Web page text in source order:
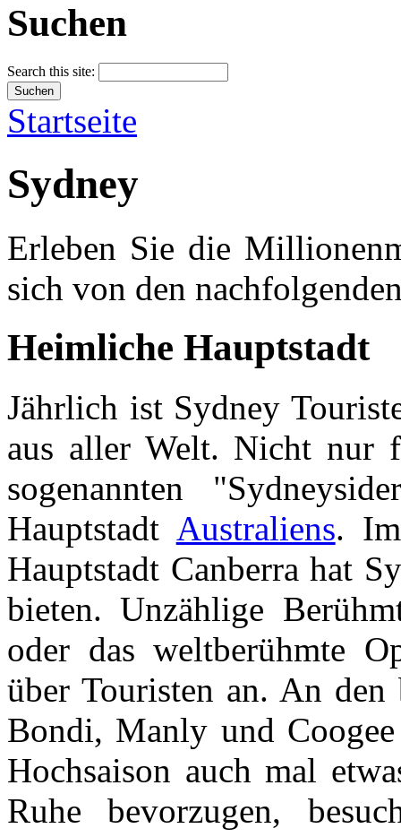
Suchen
Search this site:
Startseite
Sydney
Erleben Sie die
sich von den
Heimliche Hauptstadt
Jährlich ist Sydney
aus aller Welt. Nicht nur
sogenannten
Hauptstadt Australiens.
Hauptstadt Canberra hat
bieten. Unzählige
oder das weltberühmte
über Touristen an. An den
Bondi, Manly und
Hochsaison auch mal
Ruhe bevorzugen,